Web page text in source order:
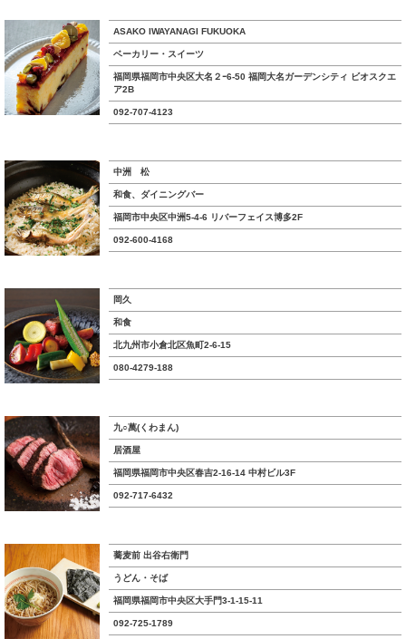
ASAKO IWAYANAGI FUKUOKA
ベーカリー・スイーツ
福岡県福岡市中央区大名２ｰ6-50 福岡大名ガーデンシティ ビオスクエ
ア2B
092-707-4123
中洲 松
和食、ダイニングバー
福岡市中央区中洲5-4-6 リバーフェイス博多2F
092-600-4168
岡久
和食
北九州市小倉北区魚町2-6-15
080-4279-188
九○萬(くわまん)
居酒屋
福岡県福岡市中央区春吉2-16-14 中村ビル3F
092-717-6432
蕎麦前 出谷右衛門
うどん・そば
福岡県福岡市中央区大手門3-1-15-11
092-725-1789